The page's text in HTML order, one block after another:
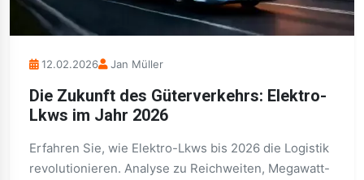
12.02.2026 Jan Müller
Die Zukunft des Güterverkehrs: Elektro-
Lkws im Jahr 2026
Erfahren Sie, wie Elektro-Lkws bis 2026 die Logistik
revolutionieren. Analyse zu Reichweiten, Megawatt-